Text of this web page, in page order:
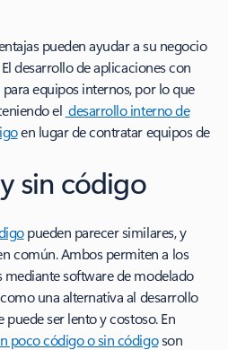
pueden ayudar a su negocio
desarrollo de aplicaciones con
equipos internos, por lo que
el desarrollo interno de
en lugar de contratar equipos de
sin código
pueden parecer similares, y
común. Ambos permiten a los
mediante software de modelado
una alternativa al desarrollo
ser lento y costoso. En
poco código o sin códigoson